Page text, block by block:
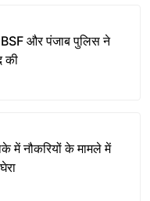
BSF और पंजाब पुलिस ने
की
में नौकरियों के मामले में